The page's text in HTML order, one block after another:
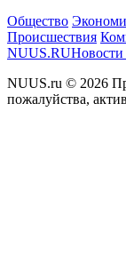
Общество
Происшествия
NUUS.RU
NUUS.ru © 2026
пожалуйства,